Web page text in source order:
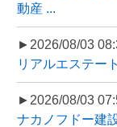
動産 ...
►2026/08/03
リアルエステー
►2026/08/03
ナカノフドー建